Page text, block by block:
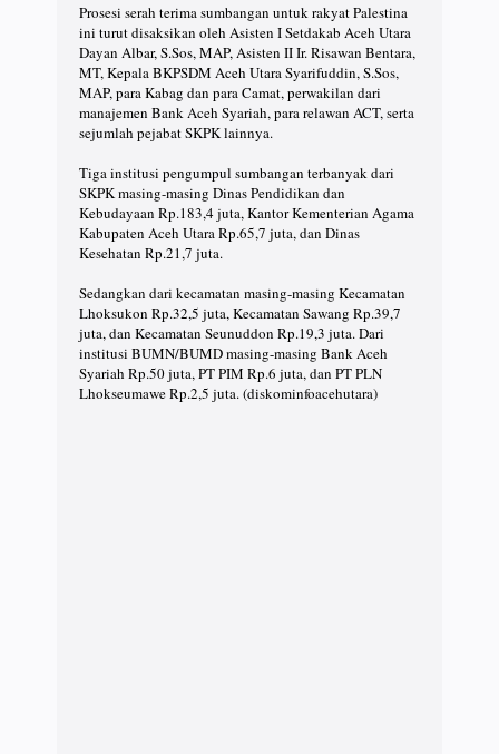
Prosesi serah terima sumbangan untuk rakyat Palestina
ini turut disaksikan oleh Asisten I Setdakab Aceh Utara
Dayan Albar, S.Sos, MAP, Asisten II Ir. Risawan Bentara,
MT, Kepala BKPSDM Aceh Utara Syarifuddin, S.Sos,
MAP, para Kabag dan para Camat, perwakilan dari
manajemen Bank Aceh Syariah, para relawan ACT, serta
sejumlah pejabat SKPK lainnya.
Tiga institusi pengumpul sumbangan terbanyak dari
SKPK masing-masing Dinas Pendidikan dan
Kebudayaan Rp.183,4 juta, Kantor Kementerian Agama
Kabupaten Aceh Utara Rp.65,7 juta, dan Dinas
Kesehatan Rp.21,7 juta.
Sedangkan dari kecamatan masing-masing Kecamatan
Lhoksukon Rp.32,5 juta, Kecamatan Sawang Rp.39,7
juta, dan Kecamatan Seunuddon Rp.19,3 juta. Dari
institusi BUMN/BUMD masing-masing Bank Aceh
Syariah Rp.50 juta, PT PIM Rp.6 juta, dan PT PLN
Lhokseumawe Rp.2,5 juta. (diskominfoacehutara)